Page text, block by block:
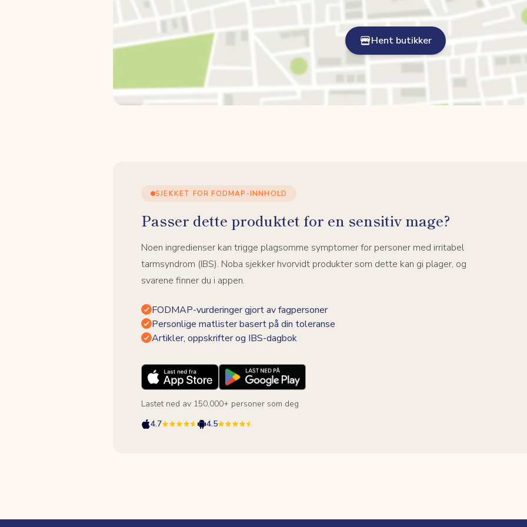
Hent butikker
SJEKKET FOR FODMAP-INNHOLD
Passer dette produktet for en sensitiv mage?
Noen ingredienser kan trigge plagsomme symptomer for personer med irritabel
tarmsyndrom (IBS). Noba sjekker hvorvidt produkter som dette kan gi plager, og
svarene finner du i appen.
FODMAP-vurderinger gjort av fagpersoner
Personlige matlister basert på din toleranse
Artikler, oppskrifter og IBS-dagbok
Lastet ned av 150,000+ personer som deg
4.7
4.5